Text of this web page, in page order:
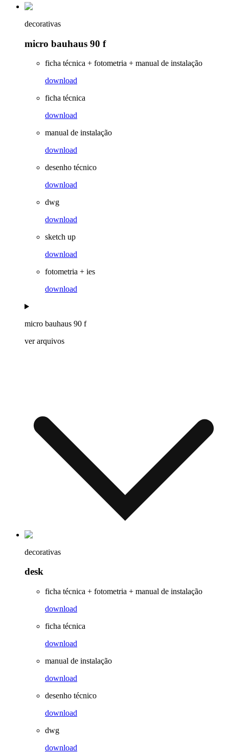
decorativas
micro bauhaus 90 f
ficha técnica + fotometria + manual de instalação
download
ficha técnica
download
manual de instalação
download
desenho técnico
download
dwg
download
sketch up
download
fotometria + ies
download
micro bauhaus 90 f
ver arquivos
decorativas
desk
ficha técnica + fotometria + manual de instalação
download
ficha técnica
download
manual de instalação
download
desenho técnico
download
dwg
download